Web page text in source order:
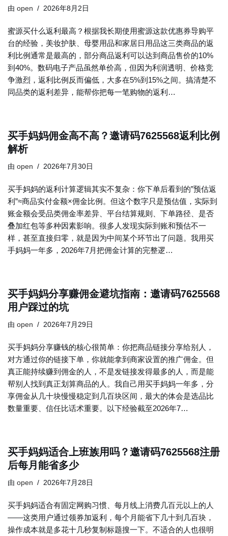
由 open 2026年8月2日
蜜源买什么返利最高？根据我长期使用蜜源这款优惠券导购平
台的经验，美妆护肤、母婴用品和家居日用品这三类商品的返
利比例通常是最高的，部分商品返利可以达到商品售价的10%
到40%。数码电子产品虽然单价高，但因为利润透明、价格竞
争激烈，返利比例反而偏低，大多在5%到15%之间。搞清楚不
同品类的返利差异，能帮你把每一笔购物的返利…
买手妈妈佣金高不高？邀请码7625568返利比例
解析
由 open 2026年7月30日
买手妈妈的返利计算逻辑其实不复杂：你下单后看到的”预估返
利”≈商品实付金额×佣金比例。但这个数字只是预估值，实际到
账金额会受品类佣金率差异、平台结算规则、下单路径、是否
叠加红包等多种因素影响。很多人发现实际到账和预估不一
样，甚至直接归零，就是因为中间某个环节出了问题。我用买
手妈妈一年多，2026年7月把佣金计算的完整逻…
买手妈妈分享赚佣金避坑指南：邀请码7625568
用户踩过的坑
由 open 2026年7月29日
买手妈妈分享赚钱的核心很简单：你把商品链接分享给别人，
对方通过你的链接下单，你就能拿到商家设置的推广佣金。但
真正能持续赚到佣金的人，不是发链接发得最多的人，而是能
帮别人找到真正划算商品的人。我自己用买手妈妈一年多，分
享佣金从几十块慢慢稳定到几百块区间，最大的体会是选品比
数量重要、信任比话术重要。以下经验截至2026年7…
买手妈妈适合上班族用吗？邀请码7625568注册
后每月能省多少
由 open 2026年7月28日
买手妈妈适合有固定网购习惯、每月线上消费几百元以上的人
——这类用户通过领券加返利，每个月能省下几十到几百块，
操作成本就是多花十几秒复制标题搜一下。不适合的人也很明